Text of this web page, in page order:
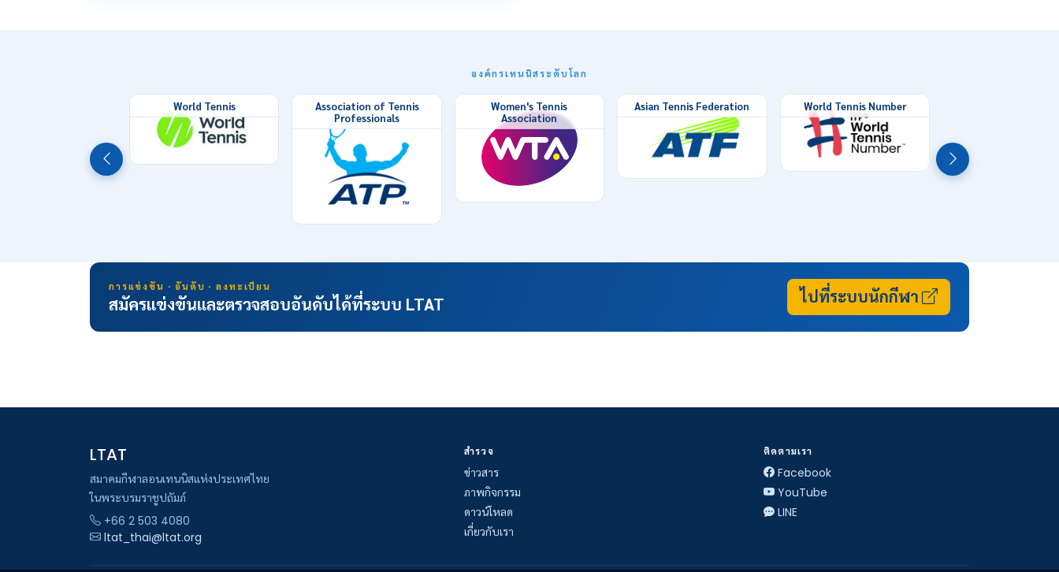
องค์กรเทนนิสระดับโลก
World Tennis
Association of Tennis
Professionals
Women's Tennis
Association
Asian Tennis Federation World Tennis Number
การแข่งขัน · อันดับ · ลงทะเบียน
สมัครแข่งขันและตรวจสอบอันดับได้ที่ระบบ LTAT ไปที่ระบบนักกีฬา
LTAT
สมาคมกีฬาลอนเทนนิสแห่งประเทศไทย
ในพระบรมราชูปถัมภ์
+66 2 503 4080
ltat_thai@ltat.org
สำรวจ
ข่าวสาร
ภาพกิจกรรม
ดาวน์โหลด
เกี่ยวกับเรา
ติดตามเรา
Facebook
YouTube
LINE